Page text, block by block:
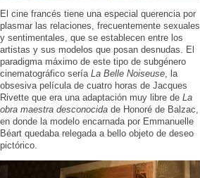
El cine francés tiene una especial querencia por
plasmar las relaciones, frecuentemente sexuales
y sentimentales, que se establecen entre los
artistas y sus modelos que posan desnudas. El
paradigma máximo de este tipo de subgénero
cinematográfico sería La Belle Noiseuse, la
obsesiva película de cuatro horas de Jacques
Rivette que era una adaptación muy libre de La
obra maestra desconocida de Honoré de Balzac,
en donde la modelo encarnada por Emmanuelle
Béart quedaba relegada a bello objeto de deseo
pictórico.